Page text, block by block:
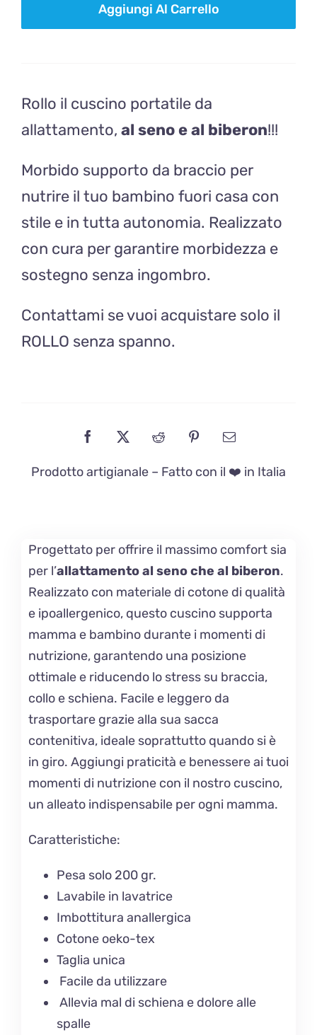
quantità
Aggiungi Al Carrello
Rollo il cuscino portatile da
allattamento, al seno e al biberon!!!
Morbido supporto da braccio per
nutrire il tuo bambino fuori casa con
stile e in tutta autonomia. Realizzato
con cura per garantire morbidezza e
sostegno senza ingombro.
Contattami se vuoi acquistare solo il
ROLLO senza spanno.
Prodotto artigianale – Fatto con il ❤️ in Italia
Progettato per offrire il massimo comfort sia
per l’allattamento al seno che al biberon.
Realizzato con materiale di cotone di qualità
e ipoallergenico, questo cuscino supporta
mamma e bambino durante i momenti di
nutrizione, garantendo una posizione
ottimale e riducendo lo stress su braccia,
collo e schiena. Facile e leggero da
trasportare grazie alla sua sacca
contenitiva, ideale soprattutto quando si è
in giro. Aggiungi praticità e benessere ai tuoi
momenti di nutrizione con il nostro cuscino,
un alleato indispensabile per ogni mamma.
Caratteristiche:
Pesa solo 200 gr.
Lavabile in lavatrice
Imbottitura anallergica
Cotone oeko-tex
Taglia unica
Facile da utilizzare
Allevia mal di schiena e dolore alle
spalle